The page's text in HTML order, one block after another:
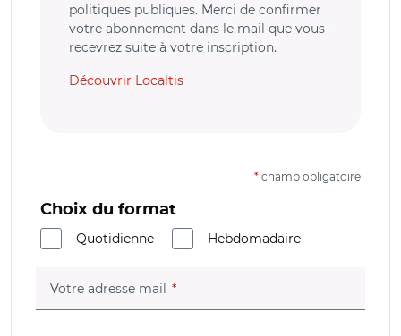
politiques publiques. Merci de confirmer
votre abonnement dans le mail que vous
recevrez suite à votre inscription.
Découvrir Localtis
* champ obligatoire
Choix du format
Quotidienne
Hebdomadaire
Votre adresse mail (champ obligatoire)